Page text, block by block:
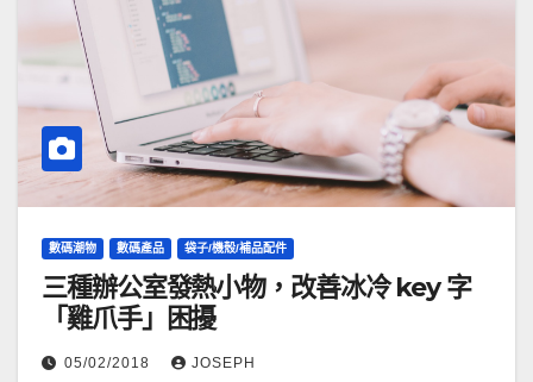
數碼潮物 數碼產品 袋子/機殼/補品配件
三種辦公室發熱小物，改善冰冷 key 字
「雞爪手」困擾
05/02/2018 JOSEPH